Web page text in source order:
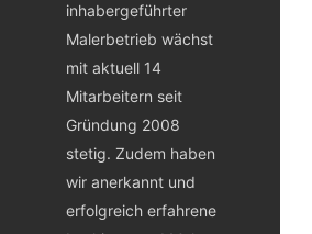
inhabergeführter
Malerbetrieb wächst
mit aktuell 14
Mitarbeitern seit
Gründung 2008
stetig. Zudem haben
wir anerkannt und
erfolgreich erfahrene